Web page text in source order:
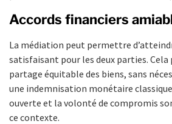
Accords financiers
La médiation peut permettre
satisfaisant pour les deux parties. Cela
partage équitable des biens, sans
une indemnisation monétaire
ouverte et la volonté de compromis
ce contexte.